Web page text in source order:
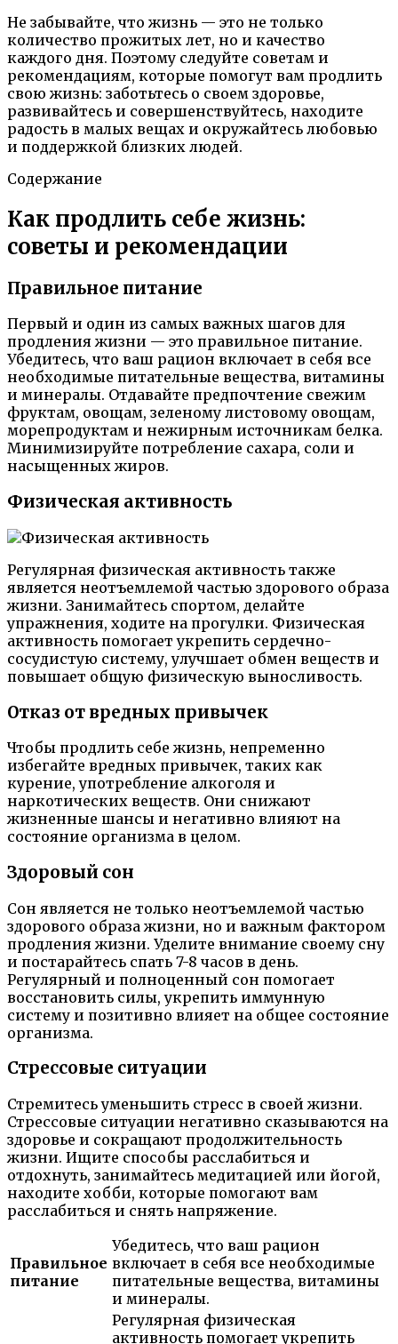
Не забывайте, что жизнь — это не только
количество прожитых лет, но и качество
каждого дня. Поэтому следуйте советам и
рекомендациям, которые помогут вам продлить
свою жизнь: заботьтесь о своем здоровье,
развивайтесь и совершенствуйтесь, находите
радость в малых вещах и окружайтесь любовью
и поддержкой близких людей.
Содержание
Как продлить себе жизнь:
советы и рекомендации
Правильное питание
Первый и один из самых важных шагов для
продления жизни — это правильное питание.
Убедитесь, что ваш рацион включает в себя все
необходимые питательные вещества, витамины
и минералы. Отдавайте предпочтение свежим
фруктам, овощам, зеленому листовому овощам,
морепродуктам и нежирным источникам белка.
Минимизируйте потребление сахара, соли и
насыщенных жиров.
Физическая активность
Регулярная физическая активность также
является неотъемлемой частью здорового образа
жизни. Занимайтесь спортом, делайте
упражнения, ходите на прогулки. Физическая
активность помогает укрепить сердечно-
сосудистую систему, улучшает обмен веществ и
повышает общую физическую выносливость.
Отказ от вредных привычек
Чтобы продлить себе жизнь, непременно
избегайте вредных привычек, таких как
курение, употребление алкоголя и
наркотических веществ. Они снижают
жизненные шансы и негативно влияют на
состояние организма в целом.
Здоровый сон
Сон является не только неотъемлемой частью
здорового образа жизни, но и важным фактором
продления жизни. Уделите внимание своему сну
и постарайтесь спать 7-8 часов в день.
Регулярный и полноценный сон помогает
восстановить силы, укрепить иммунную
систему и позитивно влияет на общее состояние
организма.
Стрессовые ситуации
Стремитесь уменьшить стресс в своей жизни.
Стрессовые ситуации негативно сказываются на
здоровье и сокращают продолжительность
жизни. Ищите способы расслабиться и
отдохнуть, занимайтесь медитацией или йогой,
находите хобби, которые помогают вам
расслабиться и снять напряжение.
Правильное
питание
Убедитесь, что ваш рацион
включает в себя все необходимые
питательные вещества, витамины
и минералы.
Регулярная физическая
активность помогает укрепить